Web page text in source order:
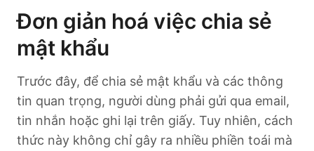
Đơn giản hoá việc chia sẻ
mật khẩu
Trước đây, để chia sẻ mật khẩu và các thông
tin quan trọng, người dùng phải gửi qua email,
tin nhắn hoặc ghi lại trên giấy. Tuy nhiên, cách
thức này không chỉ gây ra nhiều phiền toái mà